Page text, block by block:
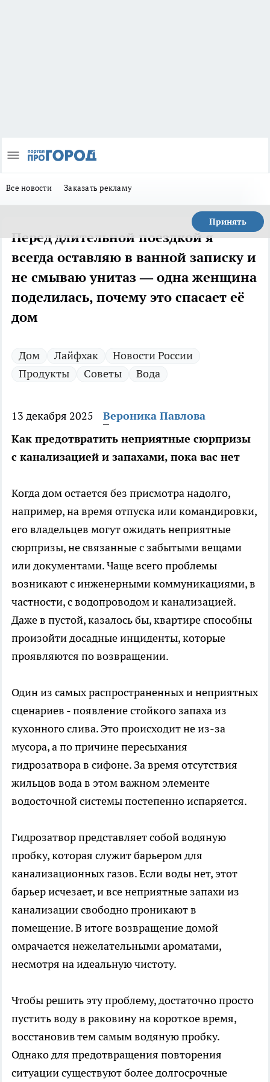
Все новости Заказать рекламу
Принять
Перед длительной поездкой я
всегда оставляю в ванной записку и
не смываю унитаз — одна женщина
поделилась, почему это спасает её
дом
Дом Лайфхак
Новости России
Продукты
Советы Вода
13 декабря 2025
Вероника Павлова
Как предотвратить неприятные сюрпризы
с канализацией и запахами, пока вас нет
Когда дом остается без присмотра надолго,
например, на время отпуска или командировки,
его владельцев могут ожидать неприятные
сюрпризы, не связанные с забытыми вещами
или документами. Чаще всего проблемы
возникают с инженерными коммуникациями, в
частности, с водопроводом и канализацией.
Даже в пустой, казалось бы, квартире способны
произойти досадные инциденты, которые
проявляются по возвращении.
Один из самых распространенных и неприятных
сценариев - появление стойкого запаха из
кухонного слива. Это происходит не из-за
мусора, а по причине пересыхания
гидрозатвора в сифоне. За время отсутствия
жильцов вода в этом важном элементе
водосточной системы постепенно испаряется.
Гидрозатвор представляет собой водяную
пробку, которая служит барьером для
канализационных газов. Если воды нет, этот
барьер исчезает, и все неприятные запахи из
канализации свободно проникают в
помещение. В итоге возвращение домой
омрачается нежелательными ароматами,
несмотря на идеальную чистоту.
Чтобы решить эту проблему, достаточно просто
пустить воду в раковину на короткое время,
восстановив тем самым водяную пробку.
Однако для предотвращения повторения
ситуации существуют более долгосрочные